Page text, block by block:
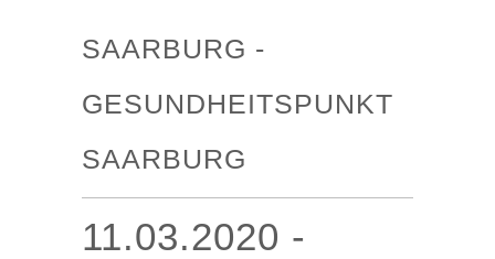
SAARBURG -
GESUNDHEITSPUNKT
SAARBURG
11.03.2020 -